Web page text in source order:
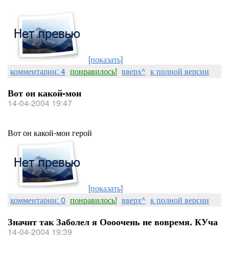
[показать]
комментарии: 4 понравилось! вверх^ к полной версии
Вот он какой-мои
14-04-2004 19:47
Вот он какой-мои герой
[показать]
комментарии: 0 понравилось! вверх^ к полной версии
Значит так Заболел я Оооочень не вовремя. КУча
14-04-2004 19:39